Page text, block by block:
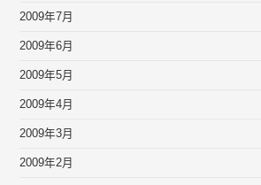
2009年7月
2009年6月
2009年5月
2009年4月
2009年3月
2009年2月